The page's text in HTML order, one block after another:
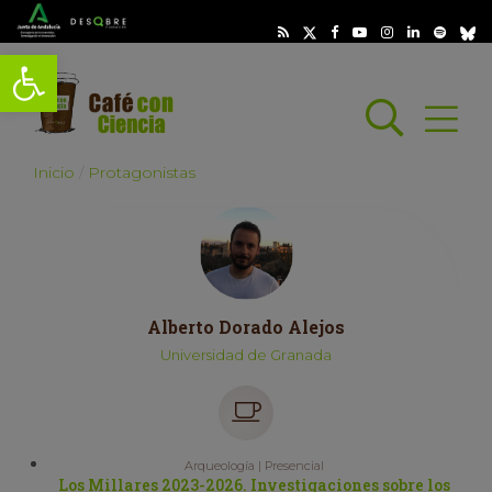
Abrir barra de herramientas
Abrir
Inicio Protagonistas
Alberto Dorado Alejos
Universidad de Granada
Arqueología | Presencial
Los Millares 2023-2026. Investigaciones sobre los